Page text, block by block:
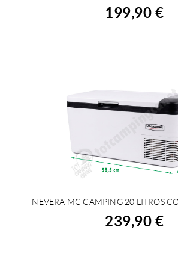
199,90 €
COMPRAR
NEVERA MC CAMPING 20 LITROS
239,90 €